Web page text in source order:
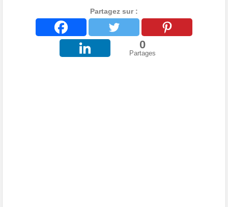
Partagez sur :
0
Partages